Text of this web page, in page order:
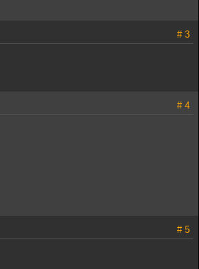
# 3
# 4
# 5